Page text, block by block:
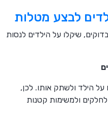
לבצע מטלות
שיקלו על הילדים לנסות
הילד ולשתק אותו. לכן,
ולמשימות קטנות